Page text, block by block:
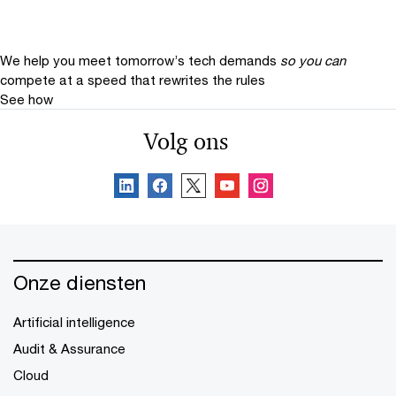
We help you meet tomorrow’s tech demands so you can
compete at a speed that rewrites the rules
See how
Volg ons
Onze diensten
Artificial intelligence
Audit & Assurance
Cloud